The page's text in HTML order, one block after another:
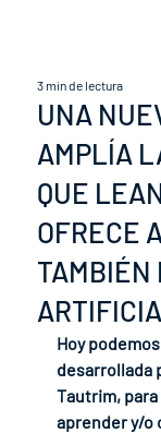
UNA
AMPLÍA
QUE
OFRECE
TAMBIÉN
3 min de lectura
Hoy
desarrollada
Tautrim,
aprender y/o